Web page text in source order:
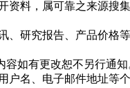
资料，属可靠之来源
、研究报告、产品价
如有更改恕不另行通知
户名、电子邮件地址